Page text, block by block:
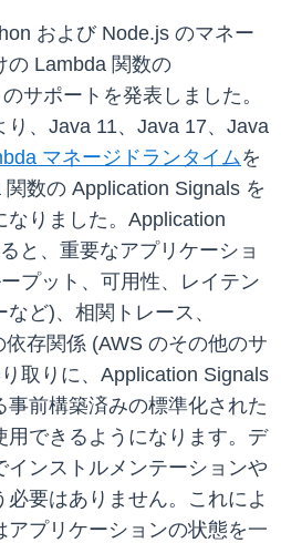
および Node.js のマネー
の Lambda 関数の
サポートを発表しました。
り、Java 11、Java 17、Java
マネージドランタイムを
数の Application Signals を
なりました。Application
と、重要なアプリケーショ
プット、可用性、レイテン
ど)、相関トレース、
存関係 (AWS のその他のサ
取りに、Application Signals
事前構築済みの標準化された
用できるようになります。デ
インストルメンテーションや
必要はありません。これによ
アプリケーションの状態を一